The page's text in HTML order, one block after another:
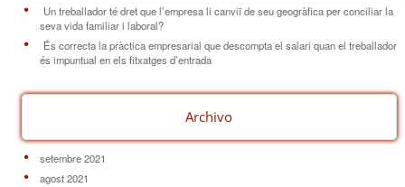
Un treballador té dret que l’empresa li canviï de seu geogràfica per conciliar la
seva vida familiar i laboral?
És correcta la pràctica empresarial que descompta el salari quan el treballador
és impuntual en els fitxatges d’entrada
Archivo
setembre 2021
agost 2021